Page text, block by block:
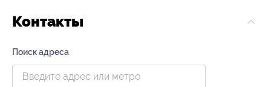
Контакты
Поиск адреса